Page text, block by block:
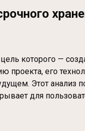
которого —
его
Этот анализ
для